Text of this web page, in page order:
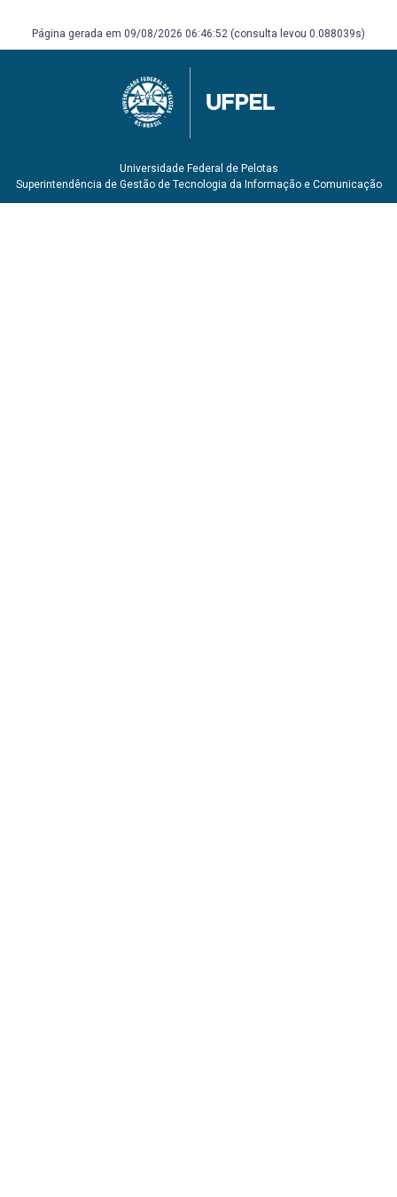
Página gerada em 09/08/2026 06:46:52 (consulta levou 0.088039s)
Universidade Federal de Pelotas
Superintendência de Gestão de Tecnologia da Informação e Comunicação